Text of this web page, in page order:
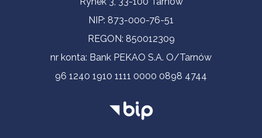
NIP: 873-000-76-51
REGON: 850012309
nr konta: Bank PEKAO S.A. O/Tarnów
96 1240 1910 1111 0000 0898 4744